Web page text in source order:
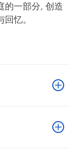
的一部分, 创造
忆。